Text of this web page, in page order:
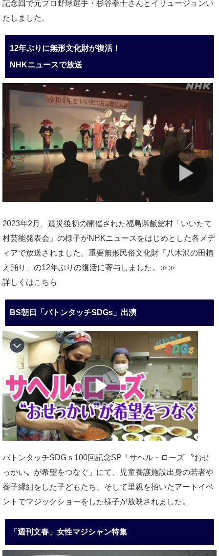
記念回で元プロ野球選手・杉谷拳士さんとイリュージョンい
たしました。
12年ぶりに無形文化財が復活！
NHKニュースで放送
2023年2月、震災後初の開催された福島県飯舘村「いいたて
村芸能発表会」の様子がNHKニュースをはじめとした各メデ
ィアで放送されました。重要無形民俗文化財「八木沢の田植
え踊り」の12年ぶりの復活に寄与しました。≫≫
詳しくはこちら
BS朝日「バトンタッチSDGs」出演
バトンタッチSDGｓ100回記念SP「サヘル・ローズ 〝おせ
っかい〟が希望をつなぐ」にて、児童養護施設出身の若者や
養子縁組をした子どもたち、そして里親を招いたアートイベ
ントでマジックショーをした様子が放映されました。
「週刊文春」女性マジシャン特集